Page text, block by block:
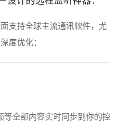
支持全球主流通讯软件，尤
度优化：
等全部内容实时同步到你的控